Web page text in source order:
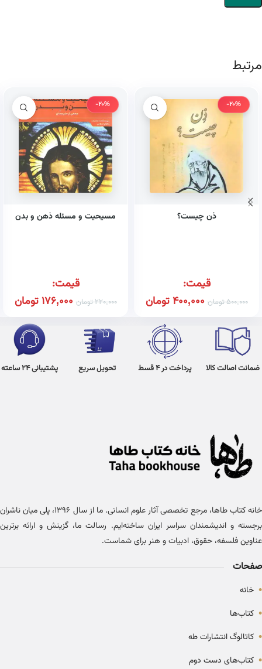
مرتبط
-20%
ذن چیست؟
قیمت:
500,000تومان 400,000تومان
-20%
مسیحیت و مسئله ذهن و بدن
قیمت:
220,000تومان 176,000تومان
ضمانت اصالت کالا پرداخت در 4 قسط تحویل سریع پشتیبانی 24 ساعته
خانه کتاب طاها، مرجع تخصصی آثار علوم انسانی. ما از سال ۱۳۹۶، پلی میان ناشران
برجسته و اندیشمندان سراسر ایران ساخته‌ایم. رسالت ما، گزینش و ارائه برترین
عناوین فلسفه، حقوق، ادبیات و هنر برای شماست.
صفحات
• خانه
• کتاب‌ها
• کاتالوگ انتشارات طه
• کتاب‌های دست دوم